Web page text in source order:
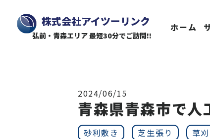
株式会社アイツーリンク
弘前・青森エリア 最短30分でご訪問!!
ホーム
2024/06/15
青森県青森市で人
砂利敷き 芝生張り 草